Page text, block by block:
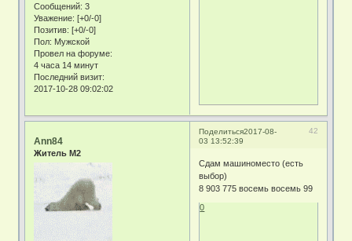
Сообщений: 3
Уважение: [+0/-0]
Позитив: [+0/-0]
Пол: Мужской
Провел на форуме:
4 часа 14 минут
Последний визит:
2017-10-28 09:02:02
Поделиться 42
2017-08-
03 13:52:39
Ann84
Житель М2
Сдам машиноместо (есть
выбор)
8 903 775 восемь восемь 99
0